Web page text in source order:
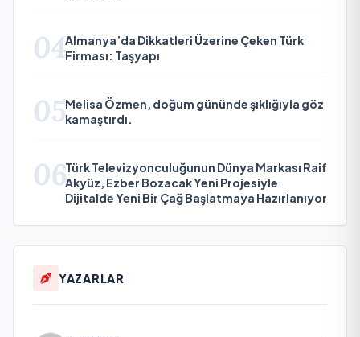
04Almanya’da Dikkatleri Üzerine Çeken Türk
Firması: Taşyapı
05Melisa Özmen, doğum gününde şıklığıyla göz
kamaştırdı.
06Türk Televizyonculuğunun Dünya Markası Raif
Akyüz, Ezber Bozacak Yeni Projesiyle
Dijitalde Yeni Bir Çağ Başlatmaya Hazırlanıyor
YAZARLAR